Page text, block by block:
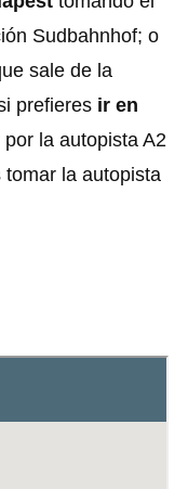
Sudbahnhof; o
sale de la
prefieres ir en
la autopista A2
la autopista